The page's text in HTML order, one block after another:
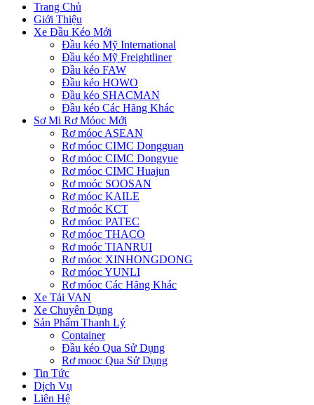
Trang Chủ
Giới Thiệu
Xe Đầu Kéo Mới
Đầu kéo Mỹ International
Đầu kéo Mỹ Freightliner
Đầu kéo FAW
Đầu kéo HOWO
Đầu kéo SHACMAN
Đầu kéo Các Hãng Khác
Sơ Mi Rơ Móoc Mới
Rơ móoc ASEAN
Rơ móoc CIMC Dongguan
Rơ móoc CIMC Dongyue
Rơ móoc CIMC Huajun
Rơ moóc SOOSAN
Rơ móoc KAILE
Rơ moóc KCT
Rơ móoc PATEC
Rơ móoc THACO
Rơ moóc TIANRUI
Rơ móoc XINHONGDONG
Rơ móoc YUNLI
Rơ móoc Các Hãng Khác
Xe Tải VAN
Xe Chuyên Dụng
Sản Phẩm Thanh Lý
Container
Đầu kéo Qua Sử Dụng
Rơ mooc Qua Sử Dụng
Tin Tức
Dịch Vụ
Liên Hệ